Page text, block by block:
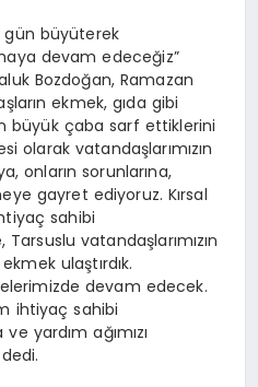
gün büyüterek
devam edeceğiz”
Bozdoğan, Ramazan
ekmek, gıda gibi
büyük çaba sarf ettiklerini
olarak vatandaşlarımızın
onların sorunlarına,
gayret ediyoruz. Kırsal
sahibi
Tarsuslu vatandaşlarımızın
ulaştırdık.
devam edecek.
ihtiyaç sahibi
yardım ağımızı